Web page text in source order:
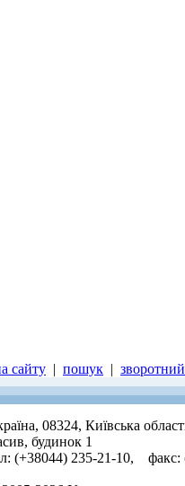
сайту | пошук |
08324, Київська
будинок 1
(+38044) 235-21-10, факс: